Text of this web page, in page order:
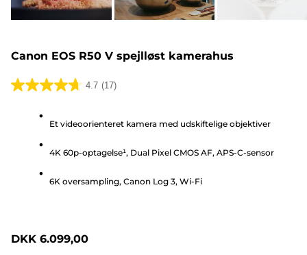
Canon EOS R50 V spejlløst kamerahus
4.7 (17)
4.7
stjerner.
Et videoorienteret kamera med udskiftelige objektiver
4K 60p-optagelse¹, Dual Pixel CMOS AF, APS-C-sensor
6K oversampling, Canon Log 3, Wi-Fi
DKK 6.099,00